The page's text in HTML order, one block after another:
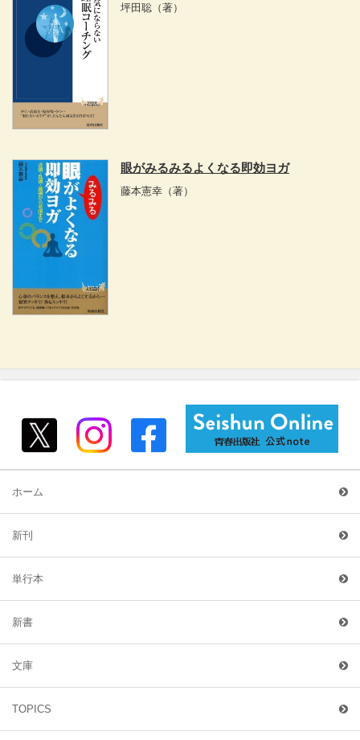
坪田聡 （著）
眼がみるみるよくなる即効ヨガ
藤本憲幸 （著）
ホーム
新刊
単行本
新書
文庫
TOPICS